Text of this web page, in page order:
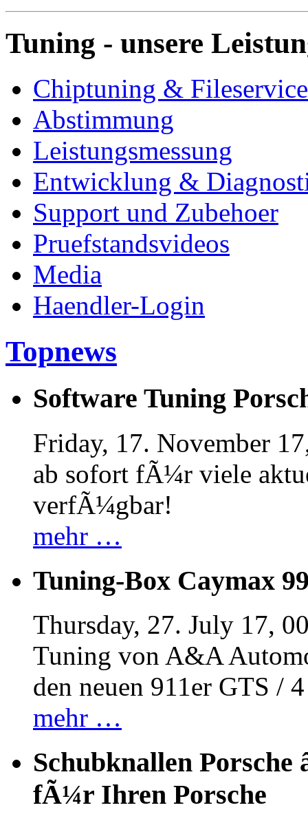
Tuning - unsere
Chiptuning & Fileservice
Abstimmung
Leistungsmessung
Entwicklung &
Support und Zubehoer
Pruefstandsvideos
Media
Haendler-Login
Topnews
Software Tuning
Friday, 17. November
ab sofort fÃ¼r viele
verfÃ¼gbar!
mehr …
Tuning-Box Caymax
Thursday, 27. July 17,
Tuning von A&A
den neuen 911er GTS /
mehr …
Schubknallen Porsche
fÃ¼r Ihren Porsche